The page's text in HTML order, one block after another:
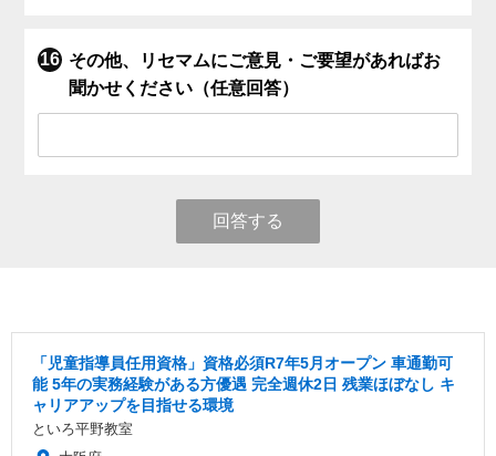
その他、リセマムにご意見・ご要望があればお
聞かせください（任意回答）
回答する
「児童指導員任用資格」資格必須R7年5月オープン 車通勤可
能 5年の実務経験がある方優遇 完全週休2日 残業ほぼなし キ
ャリアアップを目指せる環境
といろ平野教室